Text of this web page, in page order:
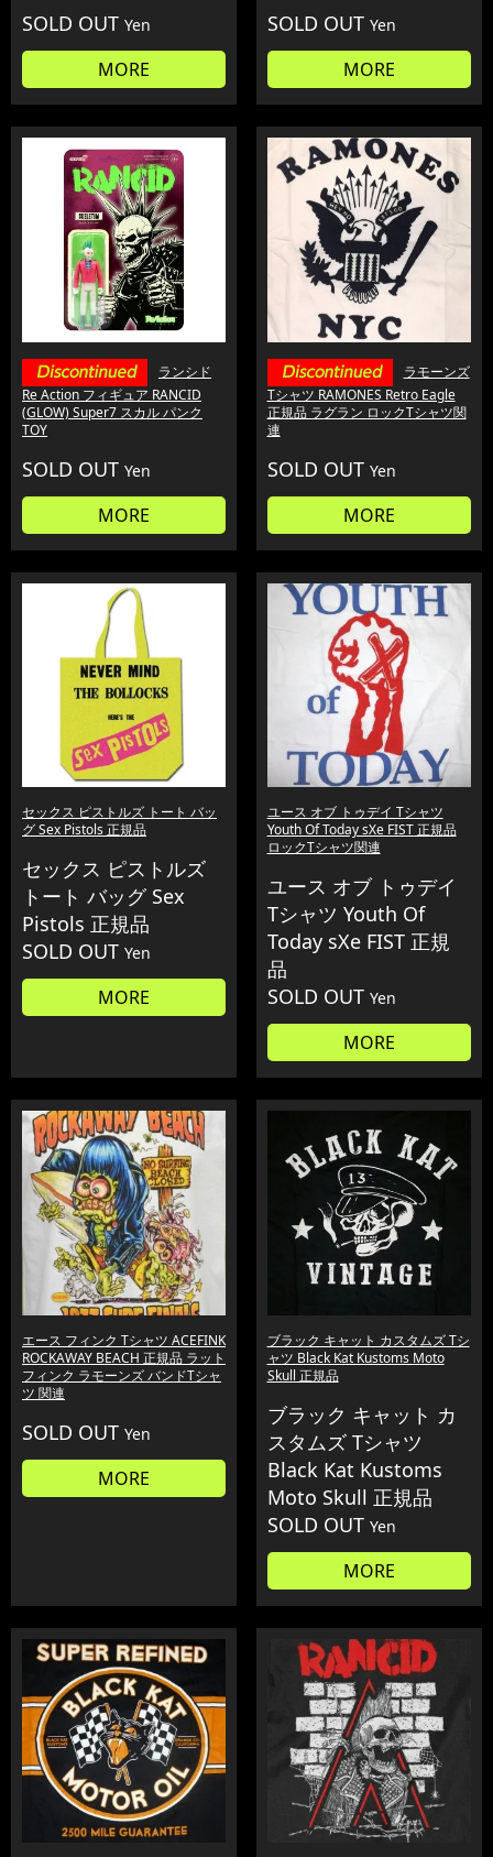
SOLD OUT Yen
MORE
SOLD OUT Yen
MORE
ランシド
Re Action フィギュア RANCID
(GLOW) Super7 スカル パンク
TOY
SOLD OUT Yen
MORE
ラモーンズ
Tシャツ RAMONES Retro Eagle
正規品 ラグラン ロックTシャツ関
連
SOLD OUT Yen
MORE
セックス ピストルズ トート バッ
グ Sex Pistols 正規品
セックス ピストルズ
トート バッグ Sex
Pistols 正規品
SOLD OUT Yen
MORE
ユース オブ トゥデイ Tシャツ
Youth Of Today sXe FIST 正規品
ロックTシャツ関連
ユース オブ トゥデイ
Tシャツ Youth Of
Today sXe FIST 正規
品
SOLD OUT Yen
MORE
エース フィンク Tシャツ ACEFINK
ROCKAWAY BEACH 正規品 ラット
フィンク ラモーンズ バンドTシャ
ツ 関連
SOLD OUT Yen
MORE
ブラック キャット カスタムズ Tシ
ャツ Black Kat Kustoms Moto
Skull 正規品
ブラック キャット カ
スタムズ Tシャツ
Black Kat Kustoms
Moto Skull 正規品
SOLD OUT Yen
MORE